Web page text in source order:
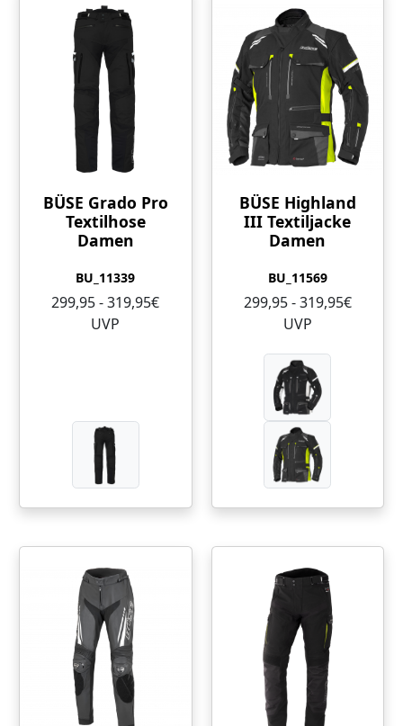
BÜSE Grado Pro
Textilhose
Damen
BU_11339
299,95 - 319,95€
UVP
BÜSE Highland
III Textiljacke
Damen
BU_11569
299,95 - 319,95€
UVP